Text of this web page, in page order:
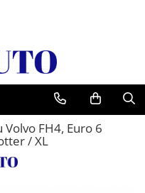
FH4, Euro 6
/ XL